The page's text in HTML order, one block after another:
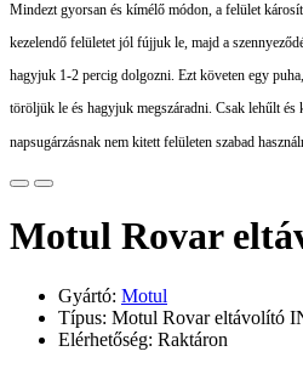
Mindezt gyorsan és kímélő módon, a felület
kezelendő felületet jól fújjuk le, majd a
hagyjuk 1-2 percig dolgozni. Ezt követen egy
töröljük le és hagyjuk megszáradni. Csak lehűlt és
napsugárzásnak nem kitett felületen szabad
Motul Rovar
Gyártó: Motul
Típus: Motul Rovar eltávolító
Elérhetőség: Raktáron